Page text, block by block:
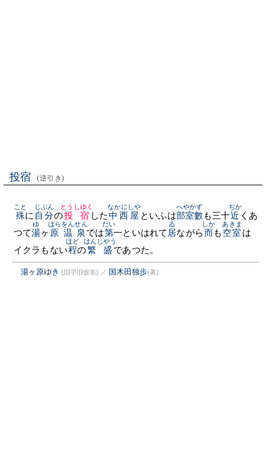
投宿 (逆引き)
殊
こと
に 自分
じぶん
の投宿
とうしゆく
した中西屋
なかにしや
といふは部室數
へやかず
も三十近
ぢか
くあ
つて湯
ゆ
ヶ 原
はら
温泉
をんせん
では第
だい
一といはれて 居
ゐ
ながら而
しか
も 空室
あきま
は
イクラもない程
ほど
の繁盛
はんじやう
であつた。
湯ヶ原ゆき (旧字旧仮名) ／ 国木田独歩(著)